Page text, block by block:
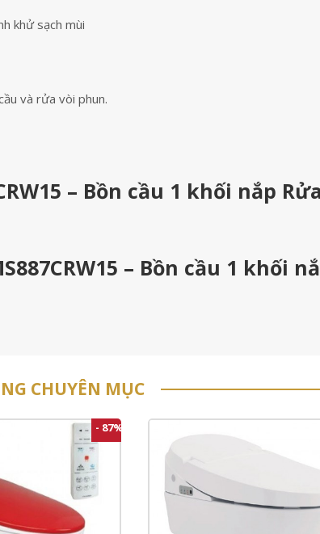
khử sạch mùi
và rửa vòi phun.
– Bồn cầu 1 khối nắp
– Bồn cầu 1 khối
CHUYÊN MỤC
- 87%